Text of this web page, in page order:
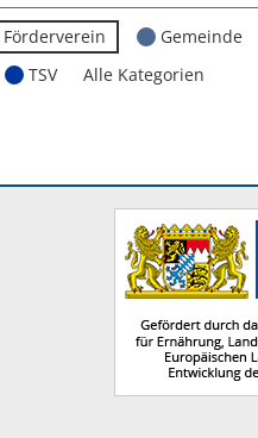
Förderverein Gemeinde
TSV
Alle Kategorien